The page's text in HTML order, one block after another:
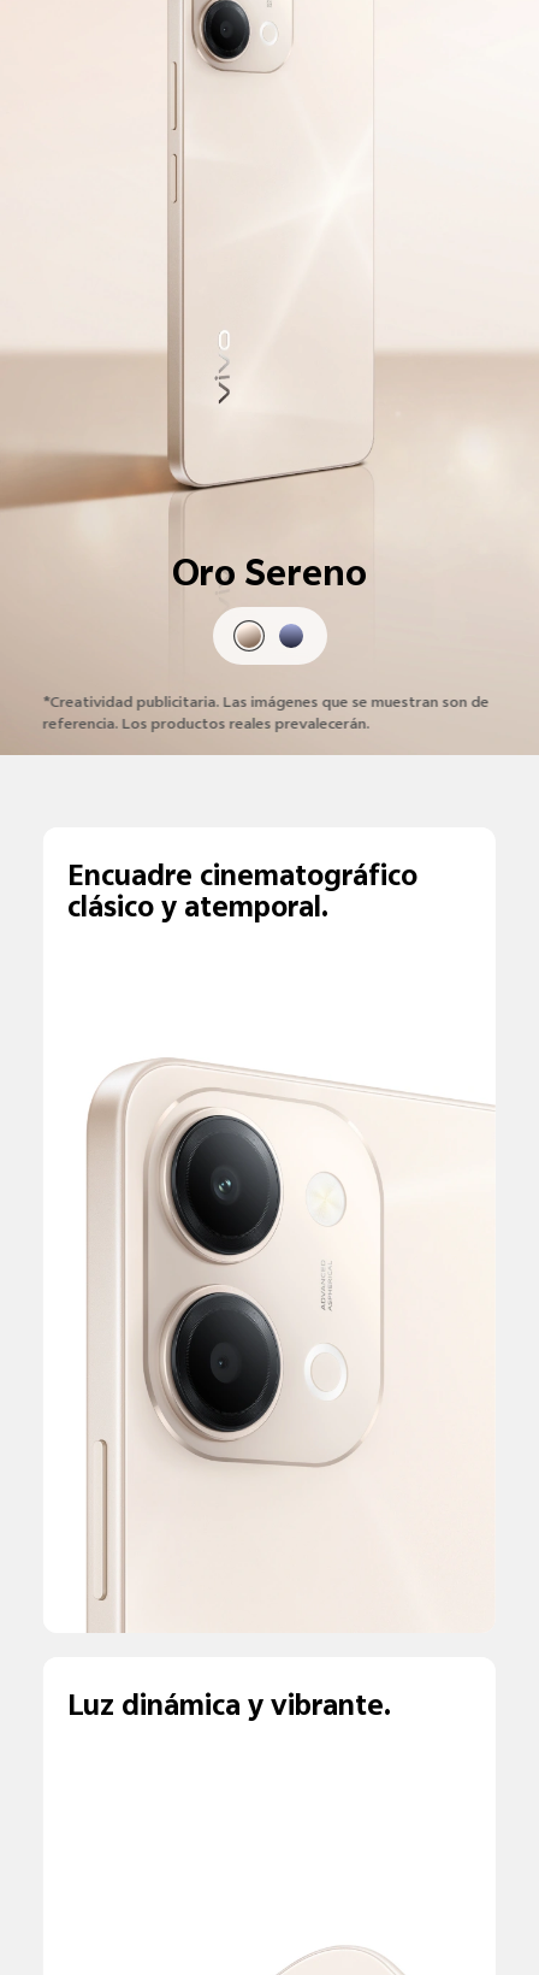
Oro Sereno
*Creatividad publicitaria. Las imágenes que se muestranson de
referencia. Los productos reales prevalecerán.
Encuadre cinematográfico
clásico y atemporal.
Luz dinámica y vibrante.